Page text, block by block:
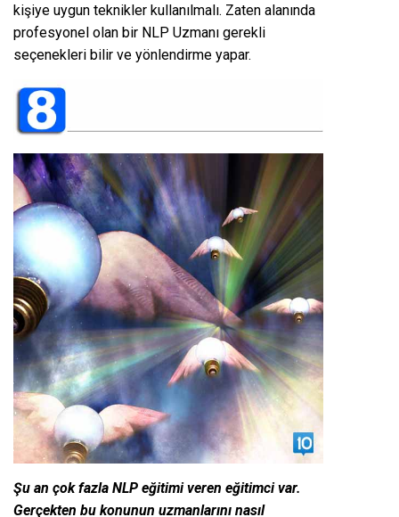
kişiye uygun teknikler kullanılmalı. Zaten alanında
profesyonel olan bir NLP Uzmanı gerekli
seçenekleri bilir ve yönlendirme yapar.
Şu an çok fazla NLP eğitimi veren eğitimci var.
Gerçekten bu konunun uzmanlarını nasıl